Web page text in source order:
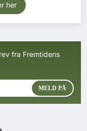
her
fra Fremtidens